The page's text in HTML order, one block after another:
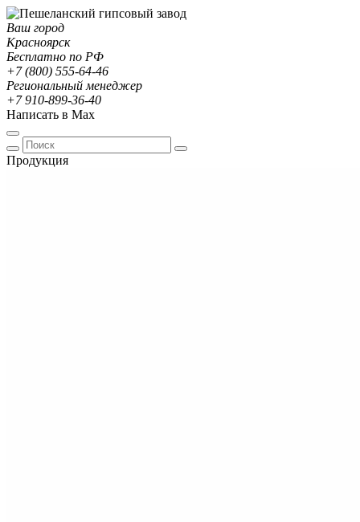
Ваш город
Красноярск
Бесплатно по РФ
+7 (800) 555-64-46
Региональный менеджер
+7 910-899-36-40
Написать в Max
Продукция